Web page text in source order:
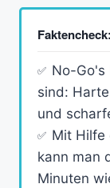
No-Go's
sind:
und
Mit Hilfe
kann man
Minuten